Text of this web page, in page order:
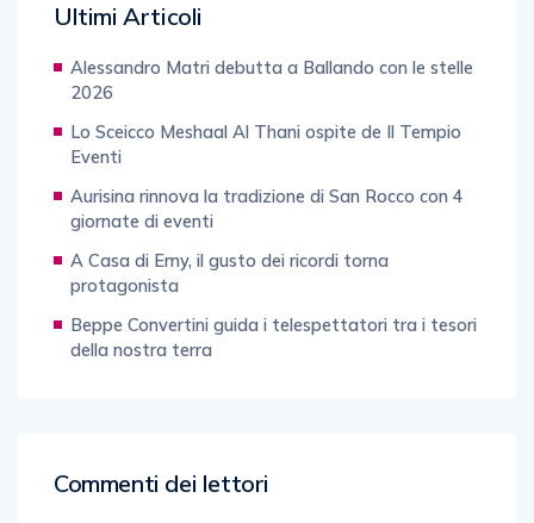
Ultimi Articoli
Alessandro Matri debutta a Ballando con le stelle
2026
Lo Sceicco Meshaal Al Thani ospite de Il Tempio
Eventi
Aurisina rinnova la tradizione di San Rocco con 4
giornate di eventi
A Casa di Emy, il gusto dei ricordi torna
protagonista
Beppe Convertini guida i telespettatori tra i tesori
della nostra terra
Commenti dei lettori